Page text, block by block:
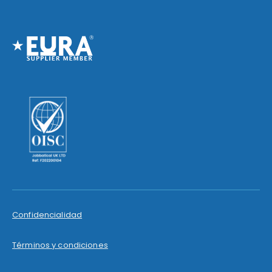
Confidencialidad
Términos y condiciones